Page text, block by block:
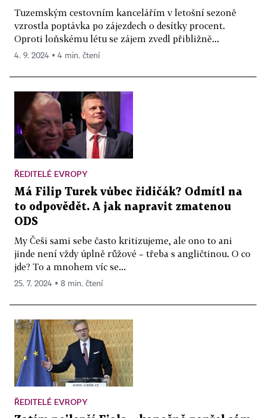
Tuzemským cestovním kancelářím v letošní sezoně
vzrostla poptávka po zájezdech o desítky procent.
Oproti loňskému létu se zájem zvedl přibližně...
4. 9. 2024 ▪ 4 min. čtení
ŘEDITELÉ EVROPY
Má Filip Turek vůbec řidičák? Odmítl na
to odpovědět. A jak napravit zmatenou
ODS
My Češi sami sebe často kritizujeme, ale ono to ani
jinde není vždy úplně růžové – třeba s angličtinou. O co
jde? To a mnohem víc se...
25. 7. 2024 ▪ 8 min. čtení
ŘEDITELÉ EVROPY